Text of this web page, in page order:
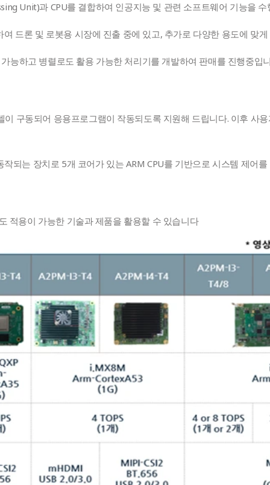
Unit)과 CPU를 결합하여 인공지능 및 관련 소프트웨어 기능을
드론 및 로봇용 시장에 진출 중에 있고, 추가로 다양한 용도에 맞
능하고 병렬로도 활용 가능한 처리기를 개발하여 판매를 진행중입
구동되어 응용프로그램이 작동되도록 지원해 드립니다. 이후 사
되는 장치로 5개 코어가 있는 ARM CPU를 기반으로 시스템 제어
적용이 가능한 기술과 제품을 활용할 수 있습니다